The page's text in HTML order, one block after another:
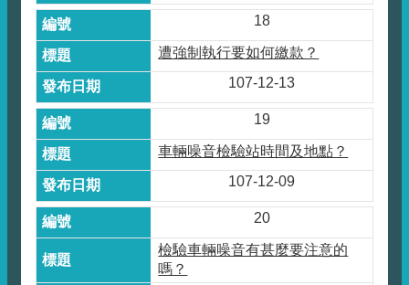
18
遭強制執行要如何繳款？
107-12-13
19
車輛噪音檢驗站時間及地點？
107-12-09
20
檢驗車輛噪音有甚麼要注意的
嗎？